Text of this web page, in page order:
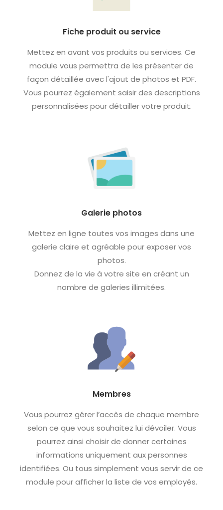
Fiche produit ou service
Mettez en avant vos produits ou services. Ce
module vous permettra de les présenter de
façon détaillée avec l'ajout de photos et PDF.
Vous pourrez également saisir des descriptions
personnalisées pour détailler votre produit.
Galerie photos
Mettez en ligne toutes vos images dans une
galerie claire et agréable pour exposer vos
photos.
Donnez de la vie à votre site en créant un
nombre de galeries illimitées.
Membres
Vous pourrez gérer l’accès de chaque membre
selon ce que vous souhaitez lui dévoiler. Vous
pourrez ainsi choisir de donner certaines
informations uniquement aux personnes
identifiées. Ou tous simplement vous servir de ce
module pour afficher la liste de vos employés.